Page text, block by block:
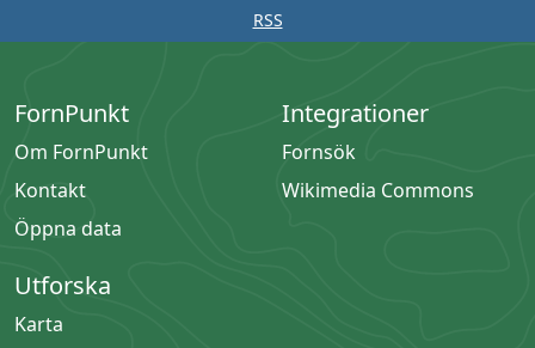
RSS
FornPunkt
Om FornPunkt
Kontakt
Öppna data
Integrationer
Fornsök
Wikimedia Commons
Utforska
Karta